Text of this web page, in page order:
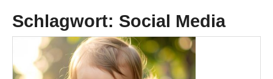
Schlagwort: Social Media